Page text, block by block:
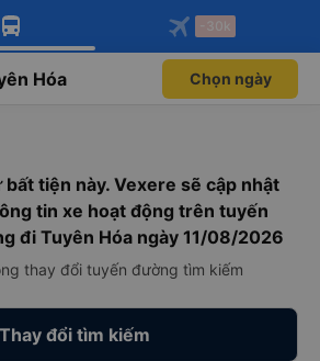
app Vexere ngay!
ưu đãi thành viên độc
Mở app
app Vexere
ghế khi đặt vé máy bay qua
Mở app
-30k
Hóa Chọn ngày
bất tiện này. Vexere sẽ cập nhật
tin xe hoạt động trên tuyến
đi Tuyên Hóa ngày 11/08/2026
thay đổi tuyến đường tìm kiếm
Thay đổi tìm kiếm